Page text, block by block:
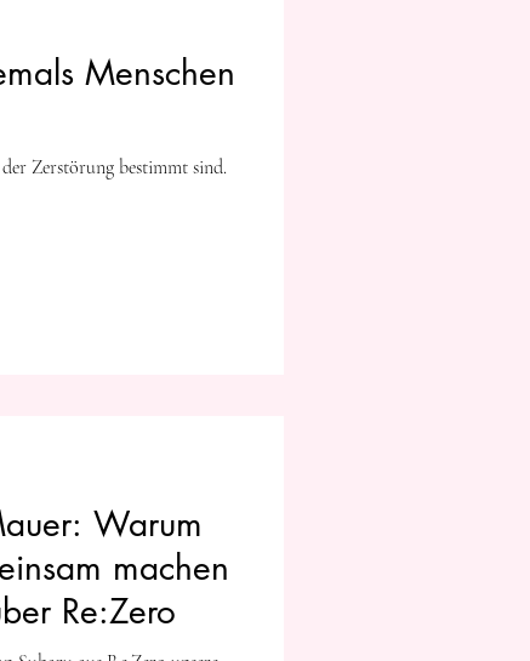
Menschen
Zerstörung bestimmt sind.
Warum
machen
Re:Zero